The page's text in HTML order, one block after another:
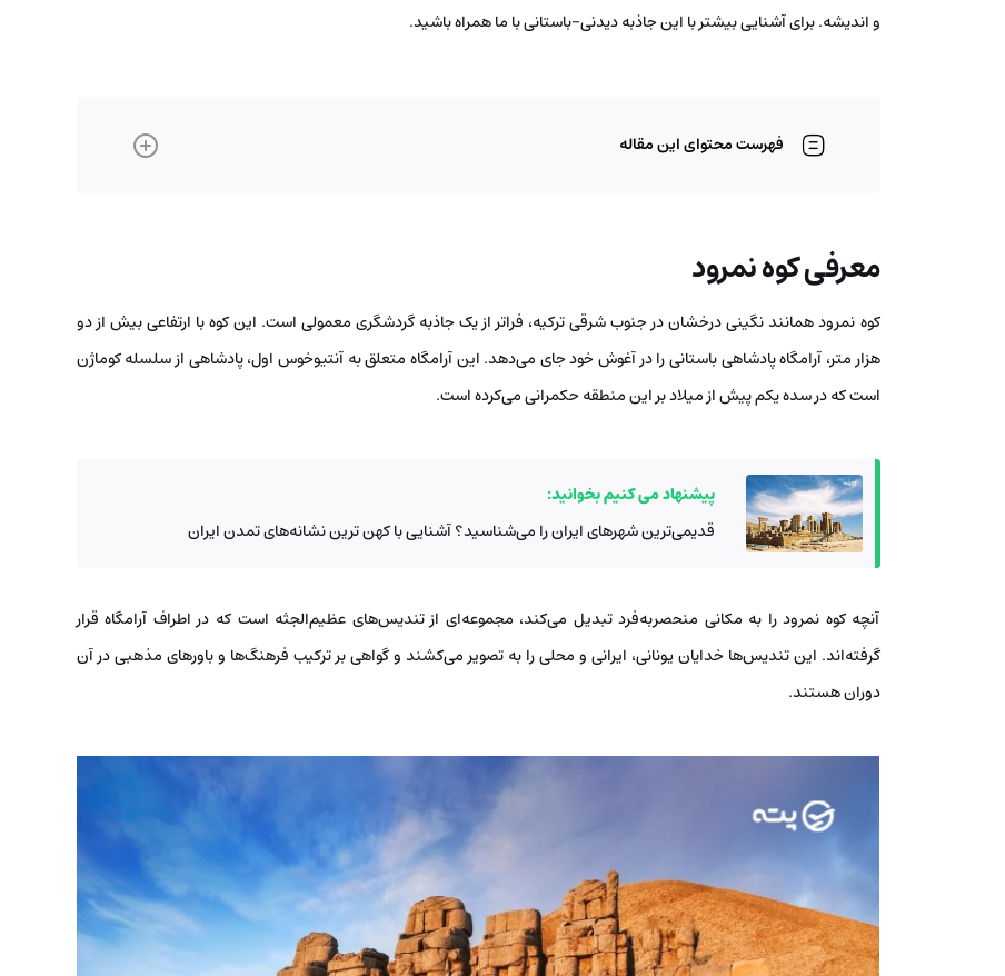
و اندیشه. برای آشنایی بیشتر با این جاذبه دیدنی-باستانی با ما همراه باشید.
فهرست محتوای این مقاله
معرفی کوه نمرود
کوه نمرود همانند نگینی درخشان در جنوب شرقی ترکیه، فراتر از یک جاذبه گردشگری معمولی است. این کوه با ارتفاعی بیش از دو
هزار متر، آرامگاه پادشاهی باستانی را در آغوش خود جای می‌دهد. این آرامگاه متعلق به آنتیوخوس اول، پادشاهی از سلسله کوماژن
است که در سده یکم پیش از میلاد بر این منطقه حکمرانی می‌کرده است.
پیشنهاد می کنیم بخوانید:
قدیمی‌ترین شهرهای ایران را می‌شناسید؟ آشنایی با کهن ترین نشانه‌های تمدن ایران
آنچه کوه نمرود را به مکانی منحصربه‌فرد تبدیل می‌کند، مجموعه‌ای از تندیس‌های عظیم‌الجثه است که در اطراف آرامگاه قرار
گرفته‌اند. این تندیس‌ها خدایان یونانی، ایرانی و محلی را به تصویر می‌کشند و گواهی بر ترکیب فرهنگ‌ها و باورهای مذهبی در آن
دوران هستند.